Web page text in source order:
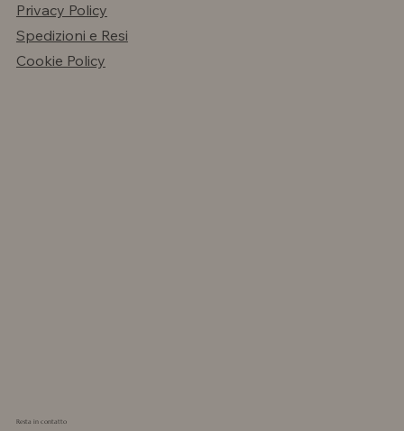
Privacy Policy
Spedizioni e Resi
Cookie Policy
Resta in contatto